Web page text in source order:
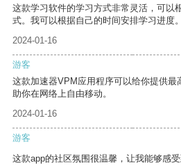
这款学习软件的学习方式非常灵活，可以
式。我可以根据自己的时间安排学习进度。
2024-01-16
游客
这款加速器VPM应用程序可以给你提供最
助你在网络上自由移动。
2024-01-16
游客
这款app的社区氛围很温馨，让我能够感受